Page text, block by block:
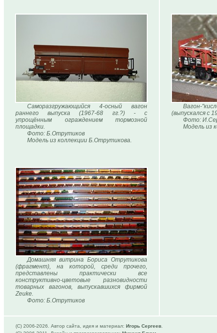
Саморазгружающийся 4-осный вагон
раннего выпуска (1967-68 гг.?) - с
упрощённым ограждением тормозной
площадки.
Фото: Б.Отрутиков
Модель из коллекции Б.Отрутикова.
Вагон-
(выпускался с
Фото:
Модель из
Домашняя витрина Бориса Отрутикова
(фрагмент), на которой, среди прочего,
представлены практически все
конструктивно-цветовые разновидности
товарных вагонов, выпускавшихся фирмой
Zeuke.
Фото: Б.Отрутиков
(C) 2006-2026. Автор сайта, идея и материал: Игорь Сергеев